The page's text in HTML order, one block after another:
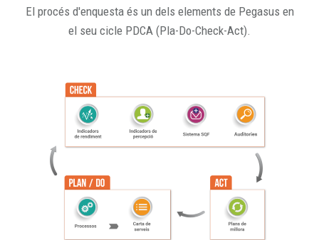
El procés d'enquesta és un dels elements de Pegasus en
el seu cicle PDCA (Pla-Do-Check-Act).